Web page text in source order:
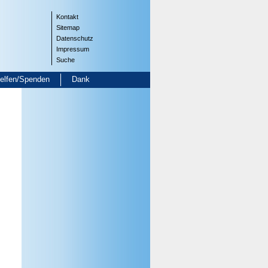
Kontakt
Sitemap
Datenschutz
Impressum
Suche
Spenden Dank